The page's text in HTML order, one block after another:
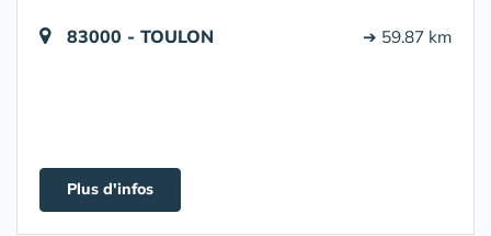
83000 - TOULON ➔ 59.87 km
Plus d'infos